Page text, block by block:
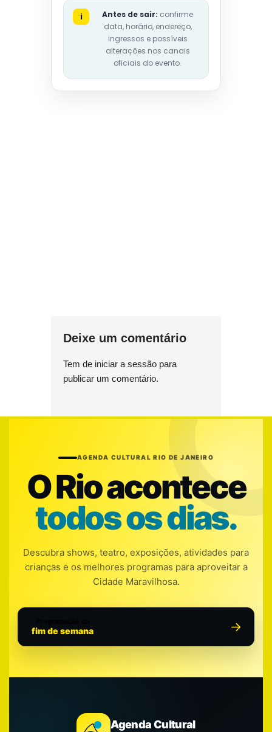
i Antes de sair: confirme
data, horário, endereço,
ingressos e possíveis
alterações nos canais
oficiais do evento.
Deixe um comentário
Tem de iniciar a sessão para
publicar um comentário.
AGENDA CULTURAL RIO DE JANEIRO
O Rio acontece
todos os dias.
Descubra shows, teatro, exposições, atividades para
crianças e os melhores programas para aproveitar a
Cidade Maravilhosa.
fim de semana
Agenda Cultural